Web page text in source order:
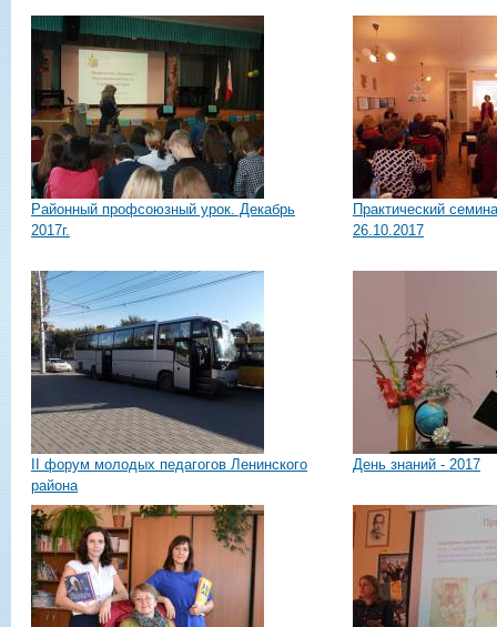
Районный профсоюзный урок. Декабрь
2017г.
Практический
26.10.2017
II форум молодых педагогов Ленинского
района
День знаний - 2017